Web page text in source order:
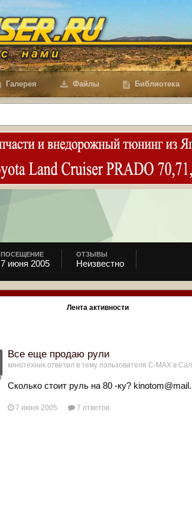
Галерея Файлы Библиотека
ПОСЕЩЕНИЕ
7 июня 2005
ОТЗЫВЫ
Неизвестно
Лента активности
Все еще продаю рули
кинотехник ответил в тему пользователя C-MAX в
Сколько стоит руль на 80 -ку?
7 июня 2005 7 ответов